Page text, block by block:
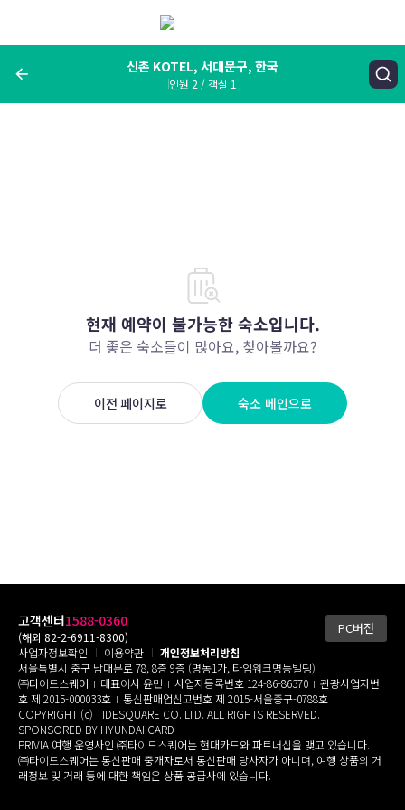
신촌 KOTEL, 서대문구, 한국
인원 2 / 객실 1
변경한 조건으로 검색
현재 예약이 불가능한 숙소입니다.
더 좋은 숙소들이 많아요, 찾아볼까요?
이전 페이지로 숙소 메인으로
고객센터1588-0360
(해외 82-2-6911-8300)
PC버전
사업자정보확인 이용약관
개인정보처리방침
서울특별시 중구 남대문로 78, 8층 9층 (명동1가, 타임워크명동빌딩)
㈜타이드스퀘어
대표이사 윤민 사업자등록번호 124-86-86370
관광사업자번
호 제 2015-000033호
통신판매업신고번호 제 2015-서울중구-0788호
COPYRIGHT (c) TIDESQUARE CO. LTD. ALL RIGHTS RESERVED.
SPONSORED BY HYUNDAI CARD
PRIVIA 여행 운영사인 ㈜타이드스퀘어는 현대카드와 파트너십을 맺고 있습니다.
㈜타이드스퀘어는 통신판매 중개자로서 통신판매 당사자가 아니며, 여행 상품의 거
래정보 및 거래 등에 대한 책임은 상품 공급사에 있습니다.